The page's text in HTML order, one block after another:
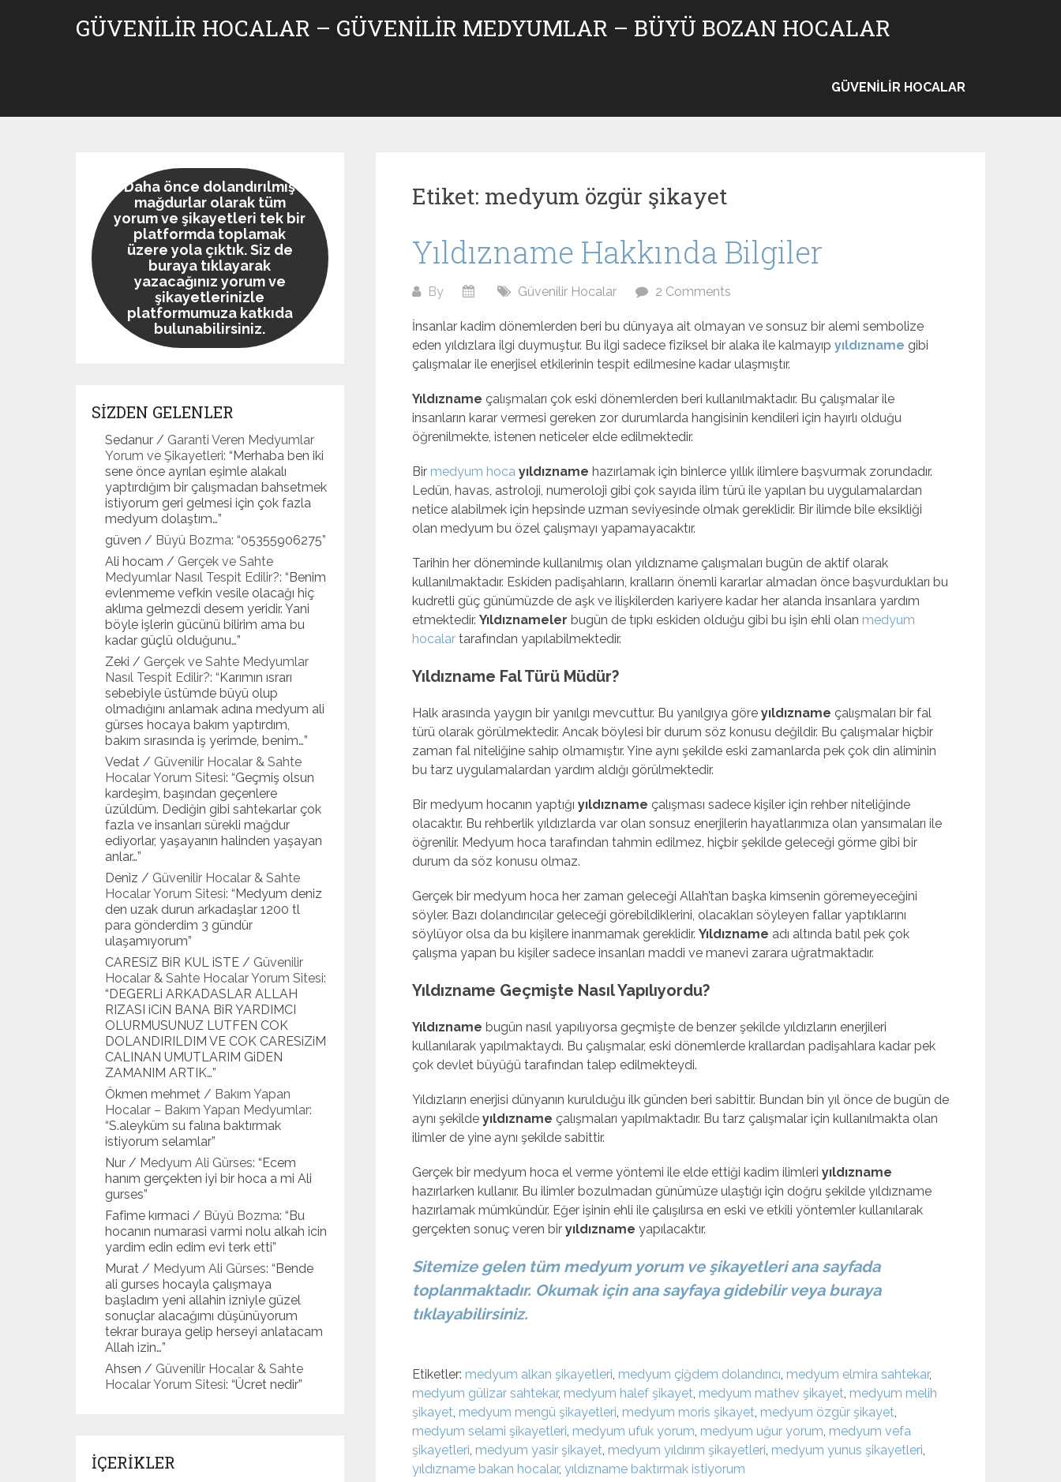
GÜVENILIR HOCALAR – GÜVENILIR MEDYUMLAR – BÜYÜ BOZAN HOCALAR
GÜVENILIR HOCALAR
Etiket: medyum özgür şikayet
Yıldızname Hakkında Bilgiler
By Güvenilir Hocalar 2 Comments
İnsanlar kadim dönemlerden beri bu dünyaya ait olmayan ve sonsuz bir alemi sembolize
eden yıldızlara ilgi duymuştur. Bu ilgi sadece fiziksel bir alaka ile kalmayıp yıldızname gibi
çalışmalar ile enerjisel etkilerinin tespit edilmesine kadar ulaşmıştır.
Yıldızname çalışmaları çok eski dönemlerden beri kullanılmaktadır. Bu çalışmalar ile
insanların karar vermesi gereken zor durumlarda hangisinin kendileri için hayırlı olduğu
öğrenilmekte, istenen neticeler elde edilmektedir.
Bir medyum hoca yıldızname hazırlamak için binlerce yıllık ilimlere başvurmak zorundadır.
Ledün, havas, astroloji, numeroloji gibi çok sayıda ilim türü ile yapılan bu uygulamalardan
netice alabilmek için hepsinde uzman seviyesinde olmak gereklidir. Bir ilimde bile eksikliği
olan medyum bu özel çalışmayı yapamayacaktır.
Tarihin her döneminde kullanılmış olan yıldızname çalışmaları bugün de aktif olarak
kullanılmaktadır. Eskiden padişahların, kralların önemli kararlar almadan önce başvurdukları bu
kudretli güç günümüzde de aşk ve ilişkilerden kariyere kadar her alanda insanlara yardım
etmektedir. Yıldıznameler bugün de tıpkı eskiden olduğu gibi bu işin ehli olan medyum
hocalar tarafından yapılabilmektedir.
Yıldızname Fal Türü Müdür?
Halk arasında yaygın bir yanılgı mevcuttur. Bu yanılgıya göre yıldızname çalışmaları bir fal
türü olarak görülmektedir. Ancak böylesi bir durum söz konusu değildir. Bu çalışmalar hiçbir
zaman fal niteliğine sahip olmamıştır. Yine aynı şekilde eski zamanlarda pek çok din aliminin
bu tarz uygulamalardan yardım aldığı görülmektedir.
Bir medyum hocanın yaptığı yıldızname çalışması sadece kişiler için rehber niteliğinde
olacaktır. Bu rehberlik yıldızlarda var olan sonsuz enerjilerin hayatlarımıza olan yansımaları ile
öğrenilir. Medyum hoca tarafından tahmin edilmez, hiçbir şekilde geleceği görme gibi bir
durum da söz konusu olmaz.
Gerçek bir medyum hoca her zaman geleceği Allah’tan başka kimsenin göremeyeceğini
söyler. Bazı dolandırıcılar geleceği görebildiklerini, olacakları söyleyen fallar yaptıklarını
söylüyor olsa da bu kişilere inanmamak gereklidir. Yıldızname adı altında batıl pek çok
çalışma yapan bu kişiler sadece insanları maddi ve manevi zarara uğratmaktadır.
Yıldızname Geçmişte Nasıl Yapılıyordu?
Yıldızname bugün nasıl yapılıyorsa geçmişte de benzer şekilde yıldızların enerjileri
kullanılarak yapılmaktaydı. Bu çalışmalar, eski dönemlerde krallardan padişahlara kadar pek
çok devlet büyüğü tarafından talep edilmekteydi.
Yıldızların enerjisi dünyanın kurulduğu ilk günden beri sabittir. Bundan bin yıl önce de bugün de
aynı şekilde yıldızname çalışmaları yapılmaktadır. Bu tarz çalışmalar için kullanılmakta olan
ilimler de yine aynı şekilde sabittir.
Gerçek bir medyum hoca el verme yöntemi ile elde ettiği kadim ilimleri yıldızname
hazırlarken kullanır. Bu ilimler bozulmadan günümüze ulaştığı için doğru şekilde yıldızname
hazırlamak mümkündür. Eğer işinin ehli ile çalışılırsa en eski ve etkili yöntemler kullanılarak
gerçekten sonuç veren bir yıldızname yapılacaktır.
Sitemize gelen tüm medyum yorum ve şikayetleri ana sayfada
toplanmaktadır. Okumak için ana sayfaya gidebilir veya buraya
tıklayabilirsiniz.
Etiketler: medyum alkan şikayetleri, medyum çiğdem dolandırıcı, medyum elmira sahtekar,
medyum gülizar sahtekar, medyum halef şikayet, medyum mathev şikayet, medyum melih
şikayet, medyum mengü şikayetleri, medyum moris şikayet, medyum özgür şikayet,
medyum selami şikayetleri, medyum ufuk yorum, medyum uğur yorum, medyum vefa
şikayetleri, medyum yasir şikayet, medyum yıldırım şikayetleri, medyum yunus şikayetleri,
yıldızname bakan hocalar, yıldızname baktırmak istiyorum
Daha önce dolandırılmış
mağdurlar olarak tüm
yorum ve şikayetleri tek bir
platformda toplamak
üzere yola çıktık. Siz de
buraya tıklayarak
yazacağınız yorum ve
şikayetlerinizle
platformumuza katkıda
bulunabilirsiniz.
SİZDEN GELENLER
Sedanur / Garanti Veren Medyumlar
Yorum ve Şikayetleri: “Merhaba ben iki
sene önce ayrılan eşimle alakalı
yaptırdığım bir çalışmadan bahsetmek
istiyorum geri gelmesi için çok fazla
medyum dolaştım…”
güven / Büyü Bozma: “05355906275”
Ali hocam / Gerçek ve Sahte
Medyumlar Nasıl Tespit Edilir?: “Benim
evlenmeme vefkin vesile olacağı hiç
aklıma gelmezdi desem yeridir. Yani
böyle işlerin gücünü bilirim ama bu
kadar güçlü olduğunu…”
Zeki / Gerçek ve Sahte Medyumlar
Nasıl Tespit Edilir?: “Karımın ısrarı
sebebiyle üstümde büyü olup
olmadığını anlamak adına medyum ali
gürses hocaya bakım yaptırdım,
bakım sırasında iş yerimde, benim…”
Vedat / Güvenilir Hocalar & Sahte
Hocalar Yorum Sitesi: “Geçmiş olsun
kardeşim, başından geçenlere
üzüldüm. Dediğin gibi sahtekarlar çok
fazla ve insanları sürekli mağdur
ediyorlar, yaşayanın halinden yaşayan
anlar…”
Deniz / Güvenilir Hocalar & Sahte
Hocalar Yorum Sitesi: “Medyum deniz
den uzak durun arkadaşlar 1200 tl
para gönderdim 3 gündür
ulaşamıyorum”
CARESiZ BiR KUL iSTE / Güvenilir
Hocalar & Sahte Hocalar Yorum Sitesi:
“DEGERLi ARKADASLAR ALLAH
RIZASI iCiN BANA BiR YARDIMCI
OLURMUSUNUZ LUTFEN COK
DOLANDIRILDIM VE COK CARESiZiM
CALINAN UMUTLARIM GiDEN
ZAMANIM ARTIK…”
Ökmen mehmet / Bakım Yapan
Hocalar – Bakım Yapan Medyumlar:
“S.aleyküm su falına baktırmak
istiyorum selamlar”
Nur / Medyum Ali Gürses: “Ecem
hanım gerçekten iyi bir hoca a mi Ali
gurses”
Fafime kırmaci / Büyü Bozma: “Bu
hocanın numarasi varmi nolu alkah icin
yardim edin edim evi terk etti”
Murat / Medyum Ali Gürses: “Bende
ali gurses hocayla çalışmaya
başladım yeni allahin izniyle güzel
sonuçlar alacağımı düşünüyorum
tekrar buraya gelip herseyi anlatacam
Allah izin…”
Ahsen / Güvenilir Hocalar & Sahte
Hocalar Yorum Sitesi: “Ücret nedir”
İÇERİKLER